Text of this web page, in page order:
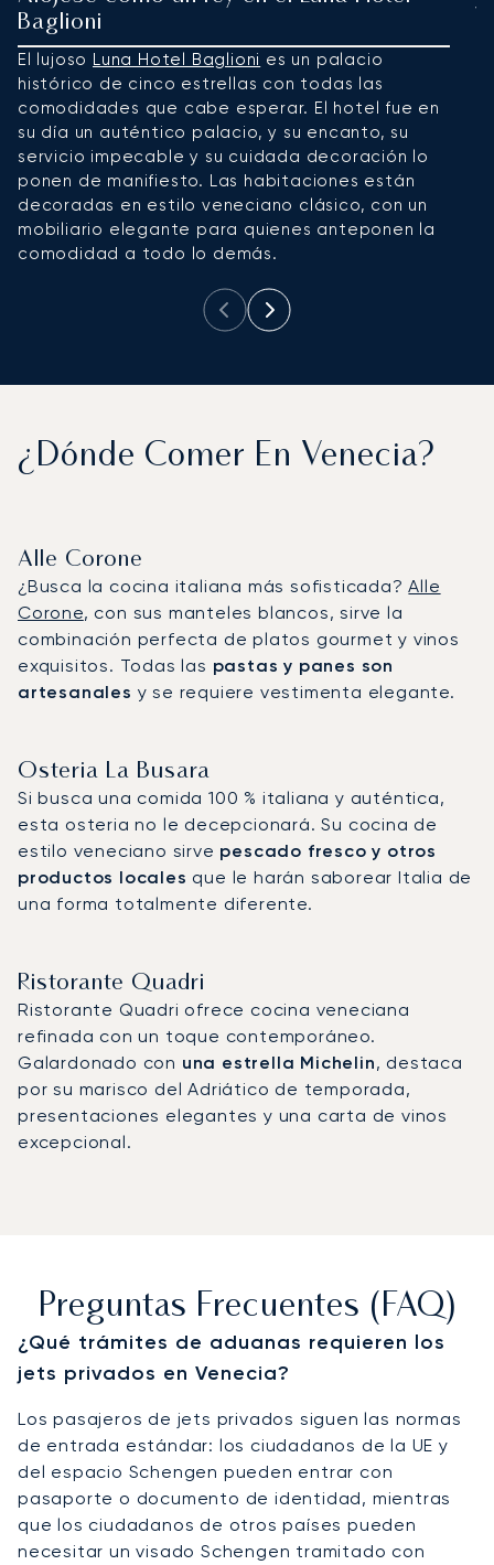
Baglioni
El lujoso Luna Hotel Baglioni es un palacio
histórico de cinco estrellas con todas las
comodidades que cabe esperar. El hotel fue en
su día un auténtico palacio, y su encanto, su
servicio impecable y su cuidada decoración lo
ponen de manifiesto. Las habitaciones están
decoradas en estilo veneciano clásico, con un
mobiliario elegante para quienes anteponen la
comodidad a todo lo demás.
¿Dónde Comer En Venecia?
Alle Corone
¿Busca la cocina italiana más sofisticada?Alle
Corone, con sus manteles blancos, sirve la
combinación perfecta de platos gourmet y vinos
exquisitos. Todas las pastas y panes son
artesanales y se requiere vestimenta elegante.
Osteria La Busara
Si busca una comida 100 % italiana y auténtica,
esta osteria no le decepcionará. Su cocina de
estilo veneciano sirve pescado fresco y otros
productos locales que le harán saborear Italia de
una forma totalmente diferente.
Ristorante Quadri
Ristorante Quadri ofrece cocina veneciana
refinada con un toque contemporáneo.
Galardonado con una estrella Michelin, destaca
por su marisco del Adriático de temporada,
presentaciones elegantes y una carta de vinos
excepcional.
Preguntas Frecuentes (FAQ)
¿Qué trámites de aduanas requieren los
jets privados en Venecia?
Los pasajeros de jets privados siguen las normas
de entrada estándar: los ciudadanos de la UE y
del espacio Schengen pueden entrar con
pasaporte o documento de identidad, mientras
que los ciudadanos de otros países pueden
necesitar un visado Schengen tramitado con